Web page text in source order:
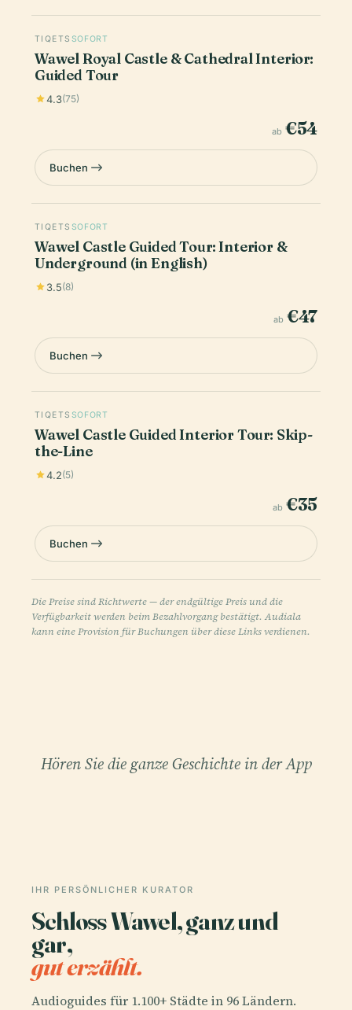
TIQETS SOFORT
Wawel Royal Castle & Cathedral Interior:
Guided Tour
4.3(75)
ab €54
Buchen
TIQETS SOFORT
Wawel Castle Guided Tour: Interior &
Underground (in English)
3.5(8)
ab €47
Buchen
TIQETS SOFORT
Wawel Castle Guided Interior Tour: Skip-
the-Line
4.2(5)
ab €35
Buchen
Die Preise sind Richtwerte — der endgültige Preis und die
Verfügbarkeit werden beim Bezahlvorgang bestätigt. Audiala
kann eine Provision für Buchungen über diese Links verdienen.
Hören Sie die ganze Geschichte in der App
IHR PERSÖNLICHER KURATOR
Schloss Wawel, ganz und
gar,
gut erzählt.
Audioguides für 1.100+ Städte in 96 Ländern.